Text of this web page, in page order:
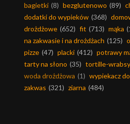
bagietki (8) bezglutenowo (89)
dodatki do wypieków (368)
drożdżowe (652) fit (713) mąka
na zakwasie i na drożdżach (125)
pizze (47) placki (412) potrawy
tarty na słono (35) tortille-
woda drożdżowa (1) wypiekacz
zakwas (321) ziarna (484)